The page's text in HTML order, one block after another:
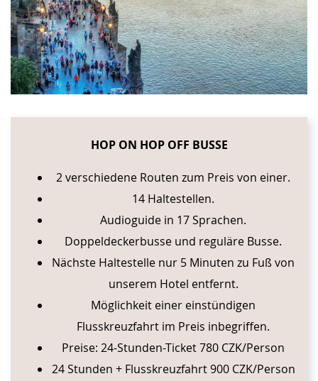
HOP ON HOP OFF BUSSE
2 verschiedene Routen zum Preis von einer.
14 Haltestellen.
Audioguide in 17 Sprachen.
Doppeldeckerbusse und reguläre Busse.
Nächste Haltestelle nur 5 Minuten zu Fuß von
unserem Hotel entfernt.
Möglichkeit einer einstündigen
Flusskreuzfahrt im Preis inbegriffen.
Preise: 24-Stunden-Ticket 780 CZK/Person
24 Stunden + Flusskreuzfahrt 900 CZK/Person